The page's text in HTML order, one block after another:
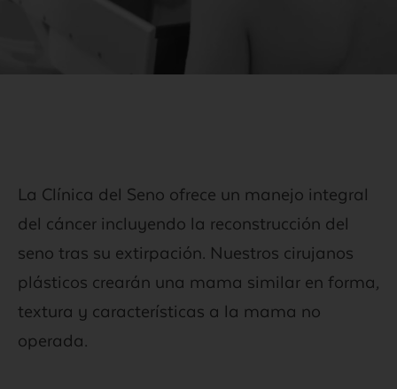
La Clínica del Seno ofrece un manejo integral
del cáncer incluyendo la reconstrucción del
seno tras su extirpación. Nuestros cirujanos
plásticos crearán una mama similar en forma,
textura y características a la mama no
operada.